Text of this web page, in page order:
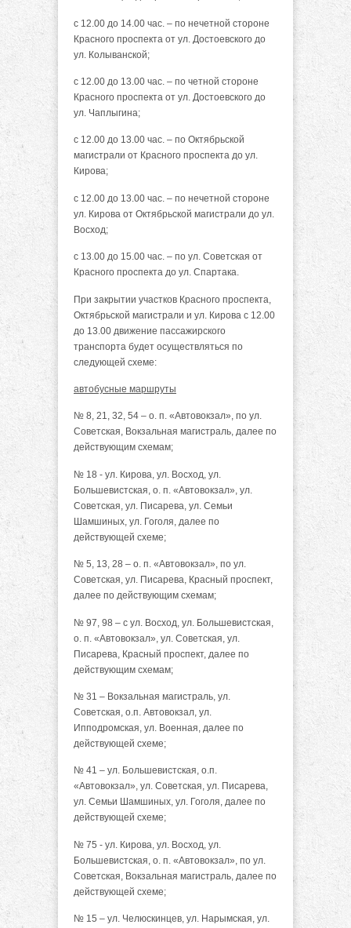
с 12.00 до 14.00 час. – по нечетной стороне
Красного проспекта от ул. Достоевского до
ул. Колыванской;
с 12.00 до 13.00 час. – по четной стороне
Красного проспекта от ул. Достоевского до
ул. Чаплыгина;
с 12.00 до 13.00 час. – по Октябрьской
магистрали от Красного проспекта до ул.
Кирова;
с 12.00 до 13.00 час. – по нечетной стороне
ул. Кирова от Октябрьской магистрали до ул.
Восход;
с 13.00 до 15.00 час. – по ул. Советская от
Красного проспекта до ул. Спартака.
При закрытии участков Красного проспекта,
Октябрьской магистрали и ул. Кирова с 12.00
до 13.00 движение пассажирского
транспорта будет осуществляться по
следующей схеме:
автобусные маршруты
№ 8, 21, 32, 54 – о. п. «Автовокзал», по ул.
Советская, Вокзальная магистраль, далее по
действующим схемам;
№ 18 - ул. Кирова, ул. Восход, ул.
Большевистская, о. п. «Автовокзал», ул.
Советская, ул. Писарева, ул. Семьи
Шамшиных, ул. Гоголя, далее по
действующей схеме;
№ 5, 13, 28 – о. п. «Автовокзал», по ул.
Советская, ул. Писарева, Красный проспект,
далее по действующим схемам;
№ 97, 98 – c ул. Восход, ул. Большевистская,
о. п. «Автовокзал», ул. Советская, ул.
Писарева, Красный проспект, далее по
действующим схемам;
№ 31 – Вокзальная магистраль, ул.
Советская, о.п. Автовокзал, ул.
Ипподромская, ул. Военная, далее по
действующей схеме;
№ 41 – ул. Большевистская, о.п.
«Автовокзал», ул. Советская, ул. Писарева,
ул. Семьи Шамшиных, ул. Гоголя, далее по
действующей схеме;
№ 75 - ул. Кирова, ул. Восход, ул.
Большевистская, о. п. «Автовокзал», по ул.
Советская, Вокзальная магистраль, далее по
действующей схеме;
№ 15 – ул. Челюскинцев, ул. Нарымская, ул.